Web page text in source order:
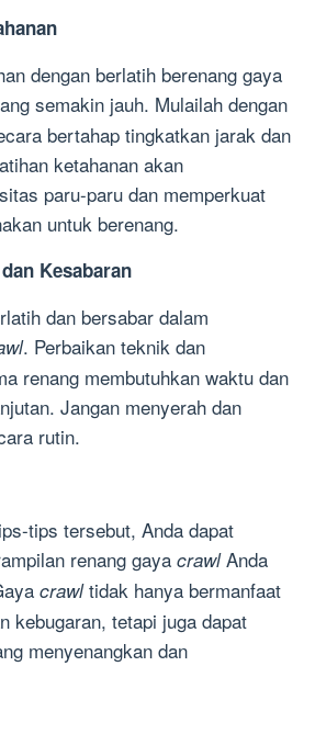
dengan berlatih berenang gaya
semakin jauh. Mulailah dengan
bertahap tingkatkan jarak dan
ketahanan akan
paru-paru dan memperkuat
untuk berenang.
Kesabaran
dan bersabar dalam
. Perbaikan teknik dan
renang membutuhkan waktu dan
Jangan menyerah dan
rutin.
tips tersebut, Anda dapat
renang gaya crawlAnda
crawltidak hanya bermanfaat
kebugaran, tetapi juga dapat
menyenangkan dan